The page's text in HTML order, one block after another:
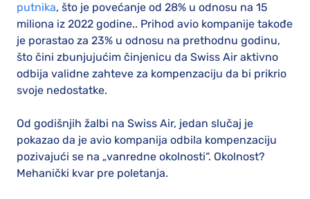
putnika, što je povećanje od 28% u odnosu na 15
miliona iz 2022 godine.. Prihod avio kompanije takođe
je porastao za 23% u odnosu na prethodnu godinu,
što čini zbunjujućim činjenicu da Swiss Air aktivno
odbija validne zahteve za kompenzaciju da bi prikrio
svoje nedostatke.
Od godišnjih žalbi na Swiss Air, jedan slučaj je
pokazao da je avio kompanija odbila kompenzaciju
pozivajući se na „vanredne okolnosti“. Okolnost?
Mehanički kvar pre poletanja.